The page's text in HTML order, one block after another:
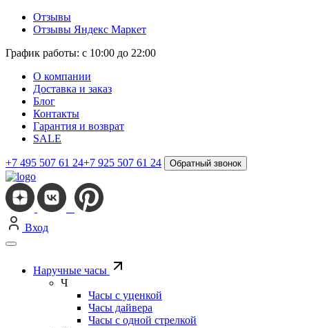
Отзывы
Отзывы Яндекс Маркет
График работы: с 10:00 до 22:00
О компании
Доставка и заказ
Блог
Контакты
Гарантия и возврат
SALE
+7 495 507 61 24+7 925 507 61 24 Обратный звонок
Вход
Наручные часы
Ч
Часы с уценкой
Часы дайвера
Часы с одной стрелкой